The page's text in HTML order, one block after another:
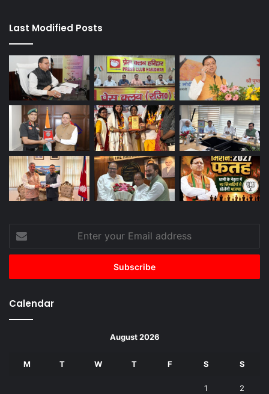
Last Modified Posts
Enter
your
Email
Calendar
August 2026
M T W T F S S
1 2